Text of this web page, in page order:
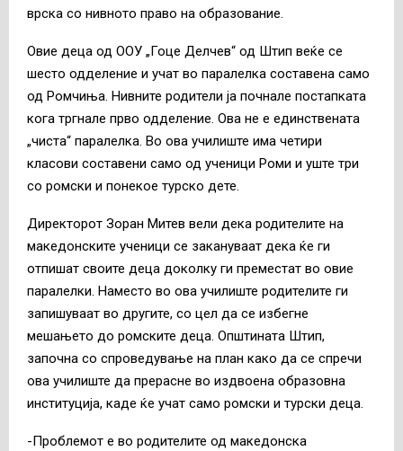
врска со нивното право на образование.
Овие деца од ООУ „Гоце Делчев“ од Штип веќе се
шесто одделение и учат во паралелка составена само
од Ромчиња. Нивните родители ја почнале постапката
кога тргнале прво одделение. Ова не е единствената
„чиста“ паралелка. Во ова училиште има четири
класови составени само од ученици Роми и уште три
со ромски и понекое турско дете.
Директорот Зоран Митев вели дека родителите на
македонските ученици се закануваат дека ќе ги
отпишат своите деца доколку ги преместат во овие
паралелки. Наместо во ова училиште родителите ги
запишуваат во другите, со цел да се избегне
мешањето до ромските деца. Општината Штип,
започна со спроведување на план како да се спречи
ова училиште да прерасне во издвоена образовна
институција, каде ќе учат само ромски и турски деца.
-Проблемот е во родителите од македонска